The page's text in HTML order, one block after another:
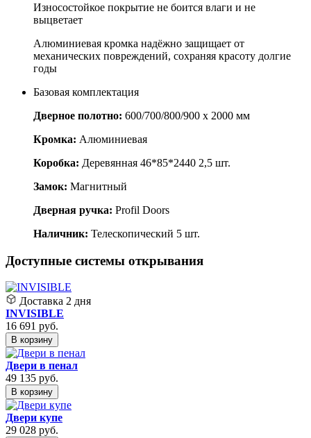
Износостойкое покрытие не боится влаги и не
выцветает
Алюминиевая кромка надёжно защищает от
механических повреждений, сохраняя красоту долгие
годы
Базовая комплектация
Дверное полотно: 600/700/800/900 x 2000 мм
Кромка: Алюминиевая
Коробка: Деревянная 46*85*2440 2,5 шт.
Замок: Магнитный
Дверная ручка: Profil Doors
Наличник: Телескопический 5 шт.
Доступные системы открывания
Доставка 2 дня
INVISIBLE
16 691 руб.
В корзину
Двери в пенал
49 135 руб.
В корзину
Двери купе
29 028 руб.